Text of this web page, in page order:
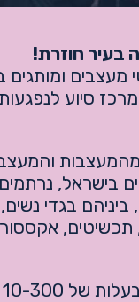
בעיר חוזרת!
מעצבים ומותגים
סיוע
למעלה מ-750 מהמעצבות
בישראל,
בגדי
תכשיטים,
10-300 ש"ח ★